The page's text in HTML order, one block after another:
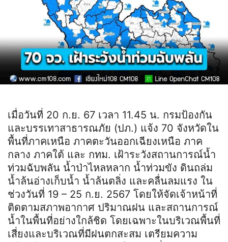
เมื่อวันที่ 20 ก.ย. 67 เวลา 11.45 น. กรมป้องกัน
และบรรเทาสาธารณภัย (ปภ.) แจ้ง 70 จังหวัดใน
พื้นที่ภาคเหนือ ภาคตะวันออกเฉียงเหนือ ภาค
กลาง ภาคใต้ และ กทม. เฝ้าระวังสถานการณ์น้ำ
ท่วมฉับพลัน น้ำป่าไหลหลาก น้ำท่วมขัง ดินถล่ม
น้ำล้นอ่างเก็บน้ำ น้ำล้นตลิ่ง และคลื่นลมแรง ใน
ช่วงวันที่ 19 – 25 ก.ย. 2567 โดยให้จัดเจ้าหน้าที่
ติดตามสภาพอากาศ ปริมาณฝน และสถานการณ์
น้ำในพื้นที่อย่างใกล้ชิด โดยเฉพาะในบริเวณพื้นที่
เสี่ยงและบริเวณที่มีฝนตกสะสม เตรียมความ